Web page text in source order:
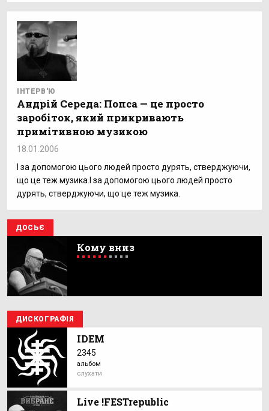
ІНТЕРВ'Ю
Андрій Середа: Попса — це просто
заробіток, який прикривають
примітивною музикою
18.01.2006
І за допомогою цього людей просто дурять, стверджуючи,
що це теж музика.І за допомогою цього людей просто
дурять, стверджуючи, що це теж музика.
ДОСЬЄ
Кому вниз
ДИСКОГРАФІЯ
IDEM
2345
альбом
слухати
Live !FESTrepublic